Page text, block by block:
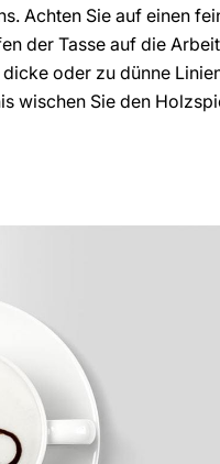
Achten Sie auf einen
der Tasse auf die
oder zu dünne
wischen Sie den